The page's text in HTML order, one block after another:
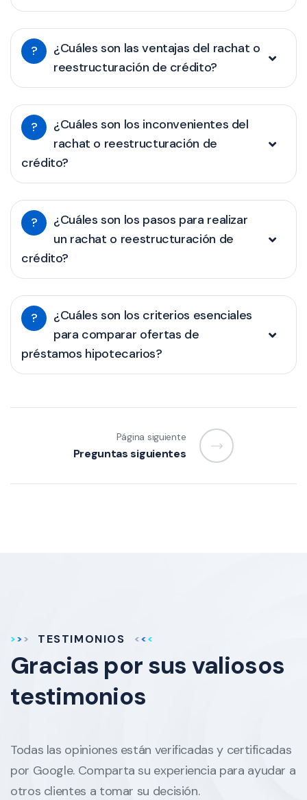
?
¿Cuáles son las ventajas del rachat o
reestructuración de crédito?
?
¿Cuáles son los inconvenientes del
rachat o reestructuración de
crédito?
?
¿Cuáles son los pasos para realizar
un rachat o reestructuración de
crédito?
?
¿Cuáles son los criterios esenciales
para comparar ofertas de
préstamos hipotecarios?
Página siguiente
Preguntas siguientes
TESTIMONIOS
Gracias por susvaliosos
testimonios
Todas las opiniones están verificadas y certificadas
por Google. Comparta su experiencia para ayudar a
otros clientes a tomar su decisión.